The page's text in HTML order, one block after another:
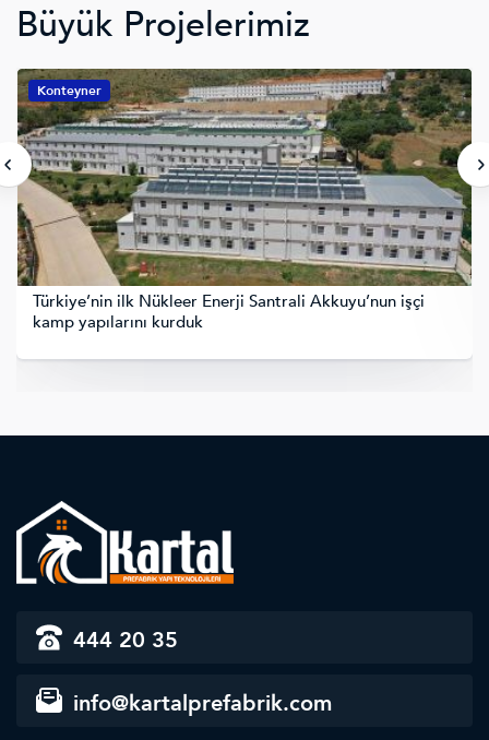
Büyük Projelerimiz
Konteyner
Türkiye’nin ilk Nükleer Enerji Santrali Akkuyu’nun işçi
kamp yapılarını kurduk
444 20 35
info@kartalprefabrik.com